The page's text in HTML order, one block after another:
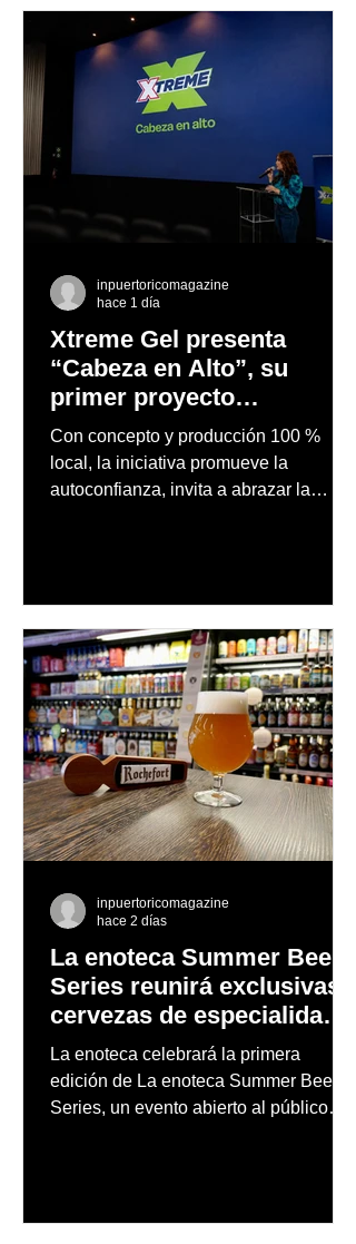
Xtreme Gel presenta
“Cabeza en Alto”, su
primer proyecto
audiovisual concebido y
producido completamente
en Puerto Rico
Con concepto y producción 100 %
local, la iniciativa promueve la
autoconfianza, invita a abrazar la
inpuertoricomagazine
hace 1 día
La enoteca Summer Beer
Series reunirá exclusivas
cervezas de especialidad
en un evento abierto al
público
La enoteca celebrará la primera
edición de La enoteca Summer Beer
Series, un evento abierto al público
inpuertoricomagazine
hace 2 días